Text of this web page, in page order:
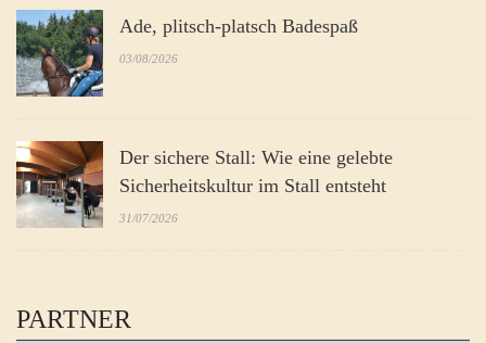
Ade, plitsch-platsch Badespaß
03/08/2026
Der sichere Stall: Wie eine gelebte
Sicherheitskultur im Stall entsteht
31/07/2026
PARTNER